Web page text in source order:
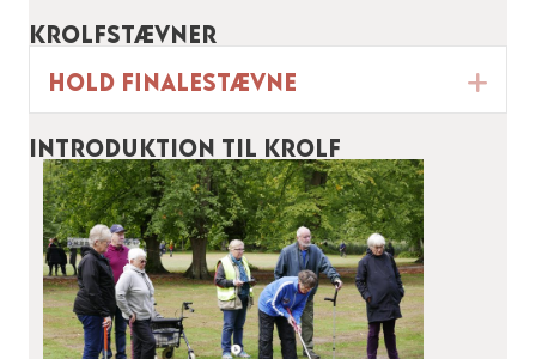
Krolfstævner
Hold finalestævne
Introduktion til krolf